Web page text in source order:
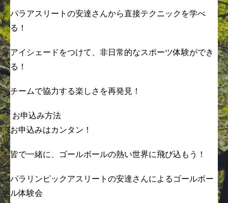
パラアスリートの安達さんから直接テクニックを学べ
る！
アイシェードをつけて、非日常的なスポーツ体験ができ
る！
チームで協力する楽しさを再発見！
お申込み方法
お申込みはカンタン！
皆で一緒に、ゴールボールの熱い世界に飛び込もう！
パラリンピックアスリートの安達さんによるゴールボー
ル体験会